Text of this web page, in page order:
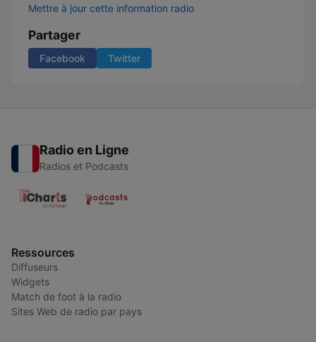
Mettre à jour cette information radio
Partager
Facebook Twitter
Radio en Ligne
Radios et Podcasts
Ressources
Diffuseurs
Widgets
Match de foot à la radio
Sites Web de radio par pays